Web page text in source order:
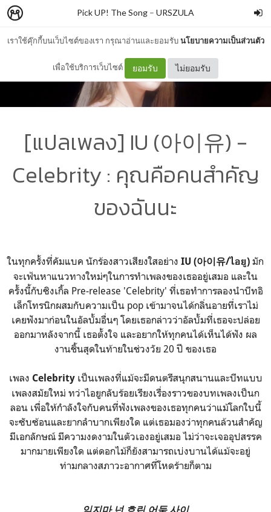
เราใช้คุ๊กกี้บนเว็บไซต์ของเรา กรุณาอ่านและยอมรับนโยบายความเป็นส่วนตัว
เพื่อใช้บริการเว็บไซต์ ยอมรับ ไม่ยอมรับ
Pick UP! The Song – URSZULA
[แปลเพลง] IU (아이유) -
Celebrity : คุณคือคนสำคัญ
ของฉันนะ
ในทุกครั้งที่คัมแบค นักร้องสาวเสียงใสอย่าง IU (아이유/ไอยู) มัก
จะเฟ้นหาแนวทางใหม่ๆในการทำเพลงของเธออยู่เสมอ และใน
ครั้งนี้กับซิงเกิ้ล Pre-release 'Celebrity' ที่เธอทำการลองนำบีทอิ
เล็กโทรนิกผสมกับความเป็น pop เข้ามาจนได้กลิ่นอายที่เราไม่
เคยฟังมาก่อนในอัลบั้มอื่นๆ โดยเธอกล่าวว่าอัลบั้มที่เธอจะปล่อย
ออกมาหลังจากนี้ เธอตั้งใจ และอยากให้ทุกคนได้เห็นได้ฟัง ผล
งานชิ้นสุดในท้ายในช่วงวัย 20 ปี ของเธอ
เพลง Celebrityเป็นเพลงที่แม้จะมีดนตรีสนุกสนานและบีทแบบ
เพลงสมัยใหม่ ทว่าไอยูกลับร้อยเรียงเรื่องราวของบทเพลงเป็นก
ลอน เพื่อให้กำลังใจกับคนที่ฟังเพลงของเธอทุกคนว่าแม้โลกใบนี้
จะซับซ้อนและยากลำบากเพียงใด แต่เธอมองว่าทุกคนล้วนสำคัญ
มีเอกลักษณ์ มีความงดงามในตัวเองอยู่เสมอ ไม่ว่าจะเจออุปสรรค
มากมายเพียงใด แต่ดอกไม้ก็ยังสามารถเบ่งบานได้แม้จะอยู่
ท่ามกลางสภาวะอากาศที่โหดร้ายก็ตาม